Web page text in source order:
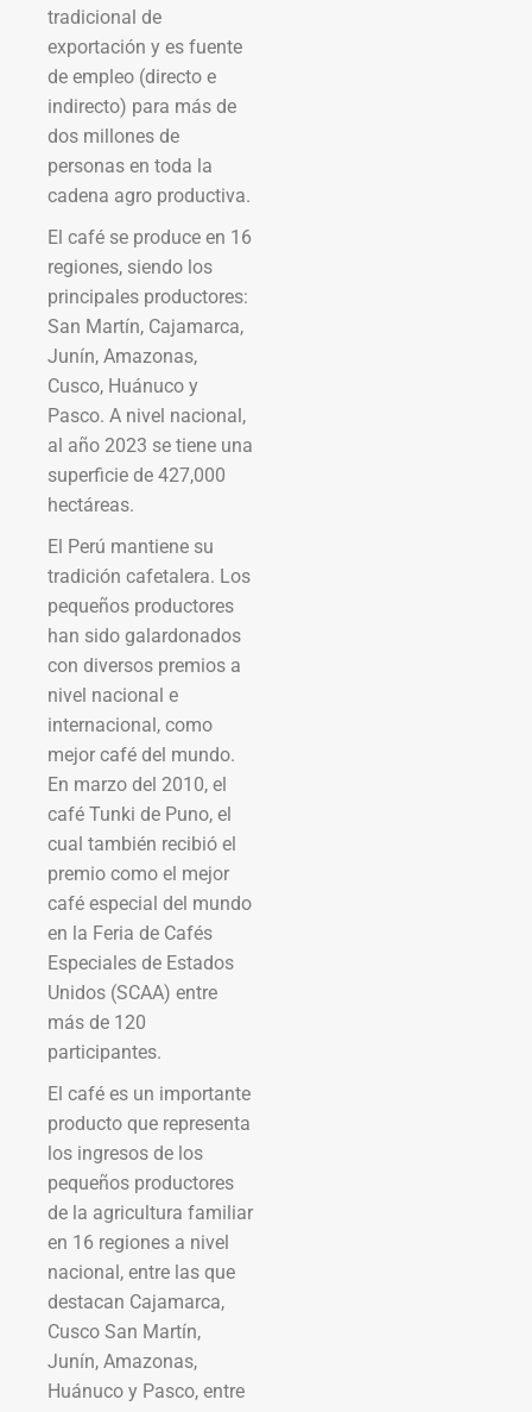
tradicional de
exportación y es fuente
de empleo (directo e
indirecto) para más de
dos millones de
personas en toda la
cadena agro productiva.
El café se produce en 16
regiones, siendo los
principales productores:
San Martín, Cajamarca,
Junín, Amazonas,
Cusco, Huánuco y
Pasco. A nivel nacional,
al año 2023 se tiene una
superficie de 427,000
hectáreas.
El Perú mantiene su
tradición cafetalera. Los
pequeños productores
han sido galardonados
con diversos premios a
nivel nacional e
internacional, como
mejor café del mundo.
En marzo del 2010, el
café Tunki de Puno, el
cual también recibió el
premio como el mejor
café especial del mundo
en la Feria de Cafés
Especiales de Estados
Unidos (SCAA) entre
más de 120
participantes.
El café es un importante
producto que representa
los ingresos de los
pequeños productores
de la agricultura familiar
en 16 regiones a nivel
nacional, entre las que
destacan Cajamarca,
Cusco San Martín,
Junín, Amazonas,
Huánuco y Pasco, entre